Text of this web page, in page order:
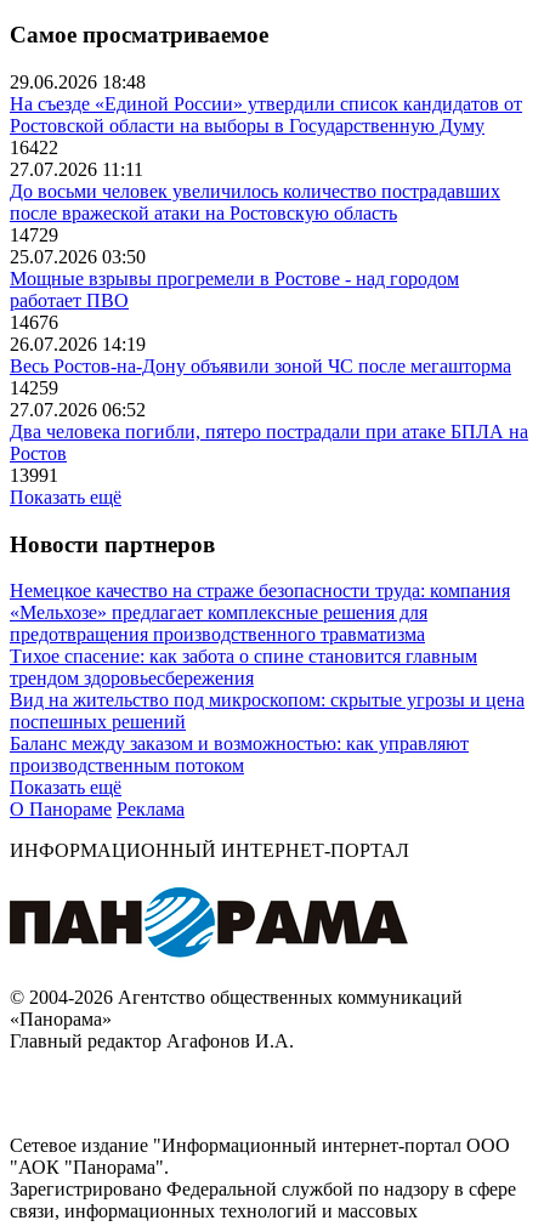
Самое просматриваемое
29.06.2026 18:48
На съезде «Единой России» утвердили список кандидатов от
Ростовской области на выборы в Государственную Думу
16422
27.07.2026 11:11
До восьми человек увеличилось количество пострадавших
после вражеской атаки на Ростовскую область
14729
25.07.2026 03:50
Мощные взрывы прогремели в Ростове - над городом
работает ПВО
14676
26.07.2026 14:19
Весь Ростов-на-Дону объявили зоной ЧС после мегашторма
14259
27.07.2026 06:52
Два человека погибли, пятеро пострадали при атаке БПЛА на
Ростов
13991
Показать ещё
Новости партнеров
Немецкое качество на страже безопасности труда: компания
«Мельхозе» предлагает комплексные решения для
предотвращения производственного травматизма
Тихое спасение: как забота о спине становится главным
трендом здоровьесбережения
Вид на жительство под микроскопом: скрытые угрозы и цена
поспешных решений
Баланс между заказом и возможностью: как управляют
производственным потоком
Показать ещё
О Панораме Реклама
ИНФОРМАЦИОННЫЙ ИНТЕРНЕТ-ПОРТАЛ
© 2004-2026 Агентство общественных коммуникаций
«Панорама»
Главный редактор Агафонов И.А.
Сетевое издание "Информационный интернет-портал ООО
"АОК "Панорама".
Зарегистрировано Федеральной службой по надзору в сфере
связи, информационных технологий и массовых